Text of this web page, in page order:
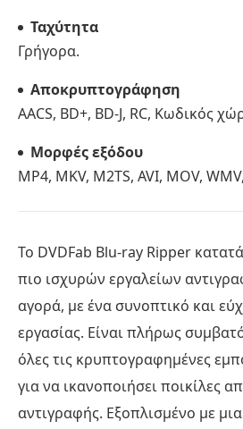
Ταχύτητα
Γρήγορα.
Αποκρυπτογράφηση
AACS, BD+, BD-J, RC, Κωδικός
Μορφές εξόδου
MP4, MKV, M2TS, AVI, MOV,
Το DVDFab Blu-ray Ripper
πιο ισχυρών εργαλείων
αγορά, με ένα συνοπτικό και
εργασίας. Είναι πλήρως
όλες τις κρυπτογραφημένες
για να ικανοποιήσει ποικίλες
αντιγραφής. Εξοπλισμένο με